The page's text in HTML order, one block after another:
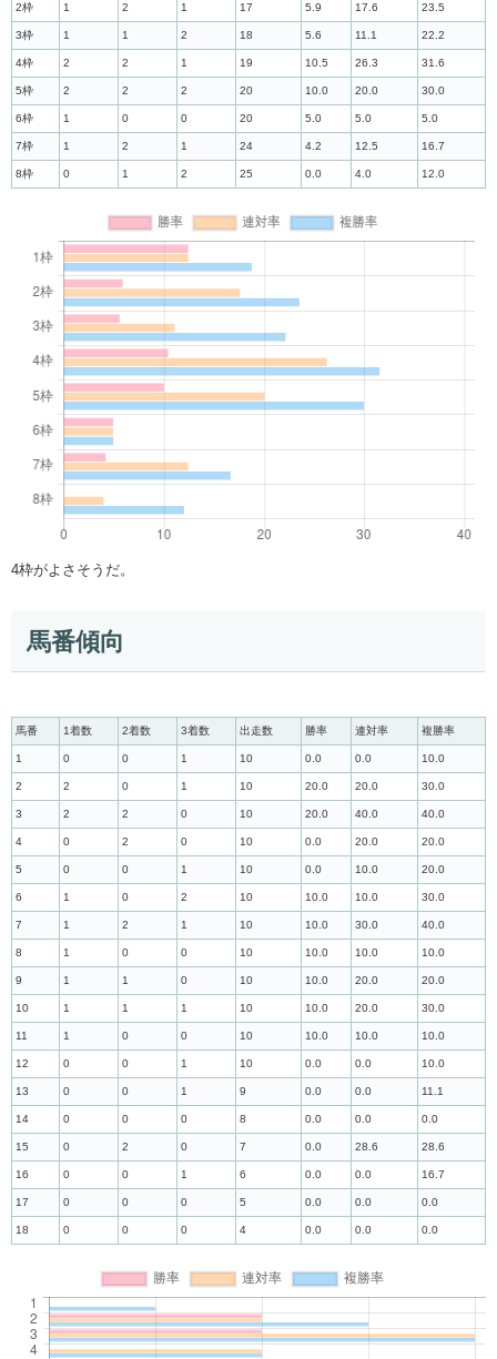
2枠 1 2 1 17 5.9 17.6 23.5
3枠 1 1 2 18 5.6 11.1 22.2
4枠 2 2 1 19 10.5 26.3 31.6
5枠 2 2 2 20 10.0 20.0 30.0
6枠 1 0 0 20 5.0 5.0 5.0
7枠 1 2 1 24 4.2 12.5 16.7
8枠 0 1 2 25 0.0 4.0 12.0
4枠がよさそうだ。
馬番傾向
馬番 1着数 2着数 3着数 出走数 勝率 連対率 複勝率
1 0 0 1 10 0.0 0.0 10.0
2 2 0 1 10 20.0 20.0 30.0
3 2 2 0 10 20.0 40.0 40.0
4 0 2 0 10 0.0 20.0 20.0
5 0 0 1 10 0.0 10.0 20.0
6 1 0 2 10 10.0 10.0 30.0
7 1 2 1 10 10.0 30.0 40.0
8 1 0 0 10 10.0 10.0 10.0
9 1 1 0 10 10.0 20.0 20.0
10 1 1 1 10 10.0 20.0 30.0
11 1 0 0 10 10.0 10.0 10.0
12 0 0 1 10 0.0 0.0 10.0
13 0 0 1 9 0.0 0.0 11.1
14 0 0 0 8 0.0 0.0 0.0
15 0 2 0 7 0.0 28.6 28.6
16 0 0 1 6 0.0 0.0 16.7
17 0 0 0 5 0.0 0.0 0.0
18 0 0 0 4 0.0 0.0 0.0